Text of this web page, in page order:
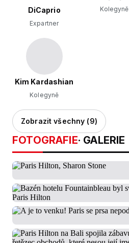
DiCaprio
Expartner
Kolegyně
Kim Kardashian
Kolegyně
Zobrazit všechny (9)
FOTOGRAFIE· GALERIE